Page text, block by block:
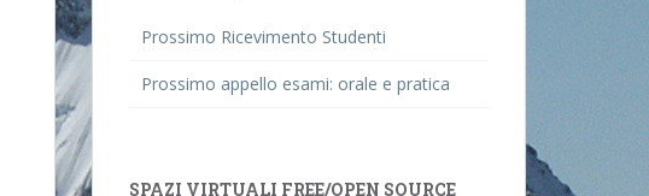
Prossimo Ricevimento Studenti
Prossimo appello esami: orale e pratica
SPAZI VIRTUALI FREE/OPEN SOURCE